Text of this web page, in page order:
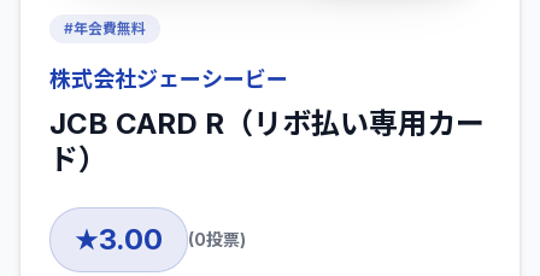
#年会費無料
株式会社ジェーシービー
JCB CARD R（リボ払い専用カー
ド）
★3.00 (0投票)